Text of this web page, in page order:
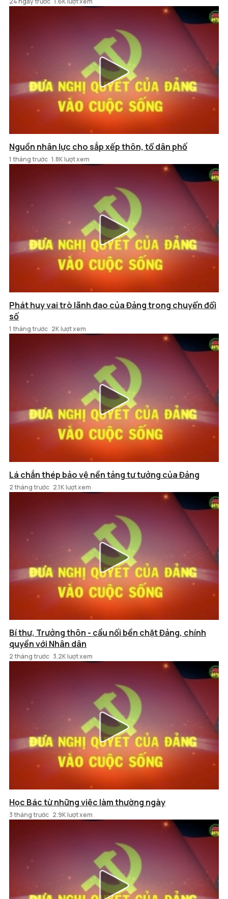
Nguồn nhân lực cho sắp xếp thôn, tổ dân phố
1 tháng trước 1.8K lượt xem
Phát huy vai trò lãnh đạo của Đảng trong chuyển đổi
số
1 tháng trước 2K lượt xem
Lá chắn thép bảo vệ nền tảng tư tưởng của Đảng
2 tháng trước 2.1K lượt xem
Bí thư, Trưởng thôn - cầu nối bền chặt Đảng, chính
quyền với Nhân dân
2 tháng trước 3.2K lượt xem
Học Bác từ những việc làm thường ngày
3 tháng trước 2.9K lượt xem